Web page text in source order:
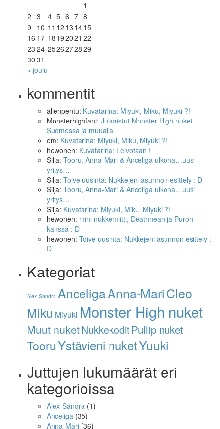
1
2 3 4 5 6 7 8
9
10 11 12 13 14 15
16 17 18 192021 22
23 24 25262728 29
30 31
« joulu
kommentit
alienpentu: Kuvatarina: Miyuki, Miku, Miyuki ?!
Monsterhighfani: Julkaistut Monster High nuket
Suomessa ja muualla
em: Kuvatarina: Miyuki, Miku, Miyuki ?!
hewonen: Kuvatarina: Leivotaan !
Silja: Tooru, Anna-Mari & Anceliga ulkona…uusi
yritys…
Silja: Toive uusinta: Nukkejeni asunnon esittely : D
Silja: Tooru, Anna-Mari & Anceliga ulkona…uusi
yritys…
Silja: Kuvatarina: Miyuki, Miku, Miyuki ?!
hewonen: mini nukkemiitti, Deathnean ja Puron
kanssa : D
hewonen: Toive uusinta: Nukkejeni asunnon esittely :
D
Kategoriat
Alex-Sandra AnceligaAnna-MariCleo
Miku Miyuki Monster High nuket
Muut nuketNukkekoditPullip nuket
TooruYstävieni nuketYuuki
Juttujen lukumäärät eri
kategorioissa
Alex-Sandra (1)
Anceliga (35)
Anna-Mari (36)